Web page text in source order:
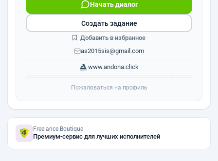
Начать диалог
as2015sis@gmail.com
www.andona.click
Создать задание
Добавить в избранное
Пожаловаться на профиль
Freelance.Boutique
Премиум-сервис для лучших исполнителей